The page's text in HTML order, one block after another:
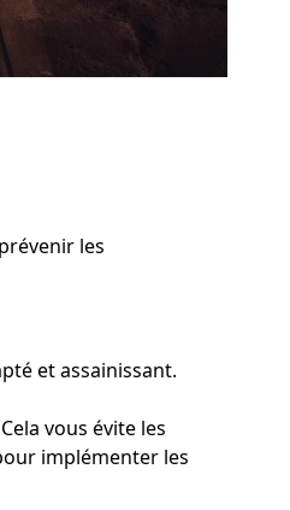
les
et assainissant.
vous évite les
implémenter les